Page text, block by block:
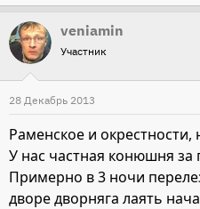
veniamin
Участник
28 Декабрь 2013
Раменское и окрестности,
У нас частная конюшня за
Примерно в 3 ночи
дворе дворняга лаять